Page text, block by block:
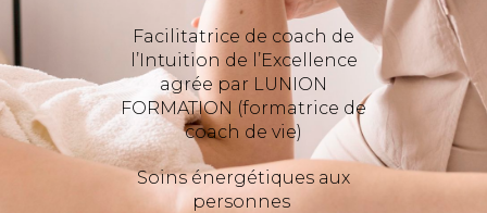
Facilitatrice de coach de
l’Intuition de l’Excellence
agrée par LUNION
FORMATION (formatrice de
coach de vie)
Soins énergétiques aux
personnes